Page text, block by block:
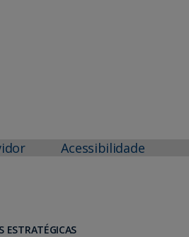
Acessibilidade
ESTRATÉGICAS